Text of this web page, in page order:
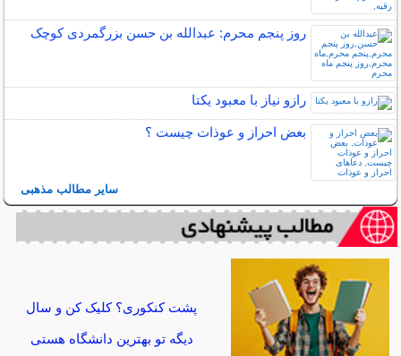
روز پنجم محرم: عبدالله بن حسن بزرگمردی کوچک
رازو نیاز با معبود یکتا
بعض احراز و عوذات چیست ؟
سایر مطالب مذهبی
پشت کنکوری؟ کلیک کن و سال
دیگه تو بهترین دانشگاه هستی